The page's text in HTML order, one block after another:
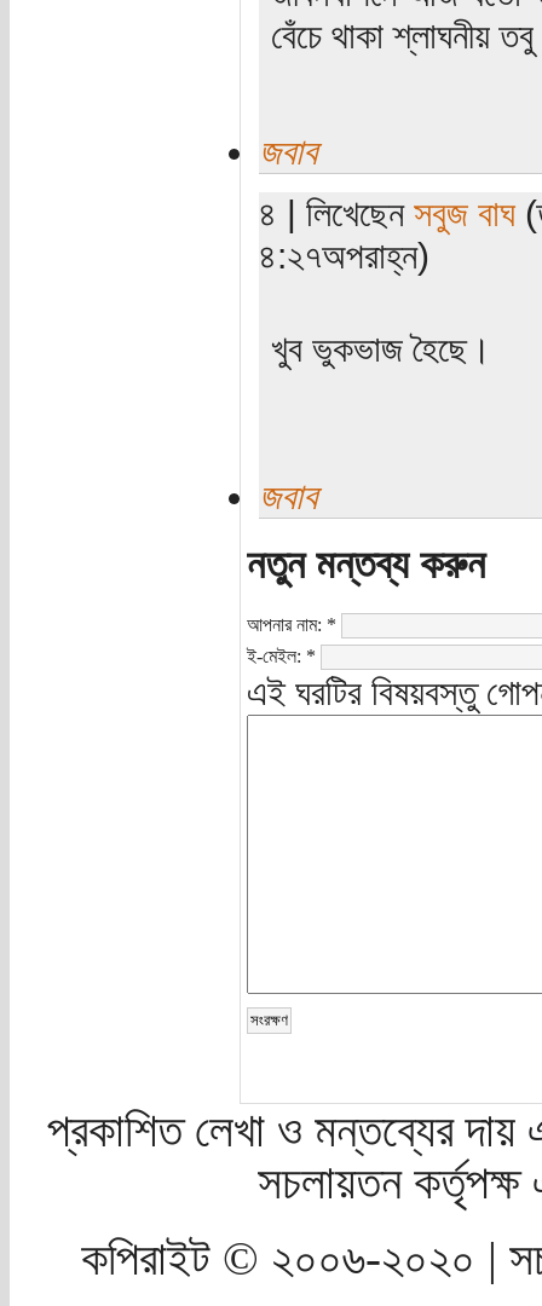
বেঁচে থাকা শ্লাঘনীয়
জবাব
৪ | লিখেছেন সবুজ বাঘ
৪:২৭অপরাহ্ন)
খুব ভুকভাজ হৈছে।
জবাব
নতুন মন্তব্য করুন
আপনার নাম: *
ই-মেইল: *
এই ঘরটির বিষয়বস্তু
প্রকাশিত লেখা ও মন্তব্যের দায়
সচলায়তন
কপিরাইট © ২০০৬-২০২০ |